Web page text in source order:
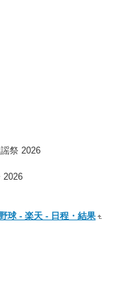
祭 2026
2026
球 - 楽天 - 日程・結果